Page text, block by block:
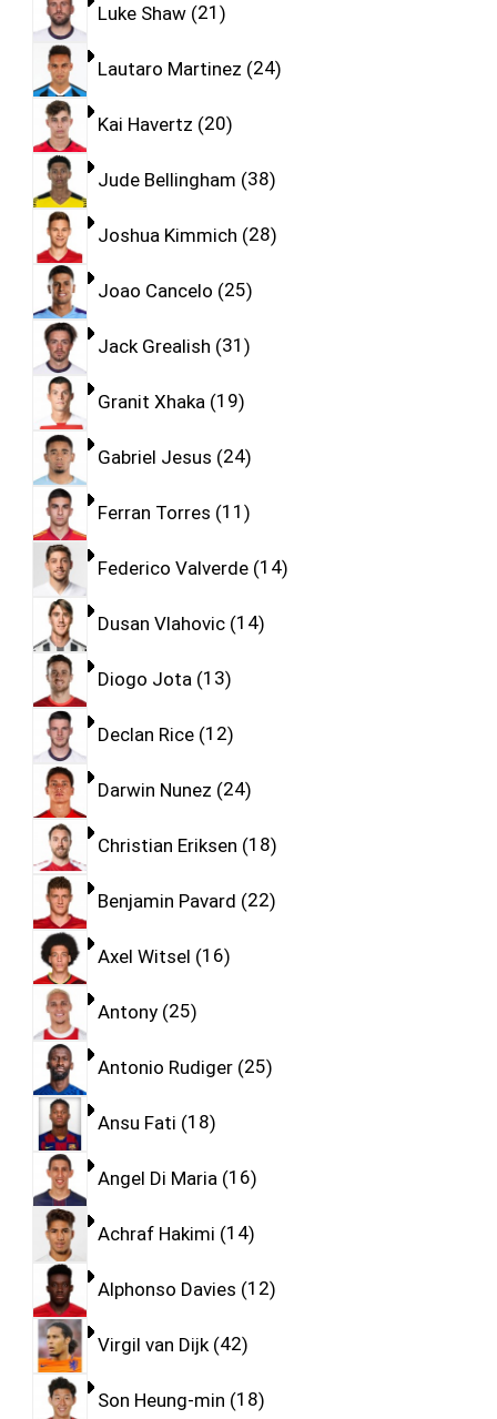
Luke Shaw 21
Lautaro Martinez 24
Kai Havertz 20
Jude Bellingham 38
Joshua Kimmich 28
Joao Cancelo 25
Jack Grealish 31
Granit Xhaka 19
Gabriel Jesus 24
Ferran Torres 11
Federico Valverde 14
Dusan Vlahovic 14
Diogo Jota 13
Declan Rice 12
Darwin Nunez 24
Christian Eriksen 18
Benjamin Pavard 22
Axel Witsel 16
Antony 25
Antonio Rudiger 25
Ansu Fati 18
Angel Di Maria 16
Achraf Hakimi 14
Alphonso Davies 12
Virgil van Dijk 42
Son Heung-min 18